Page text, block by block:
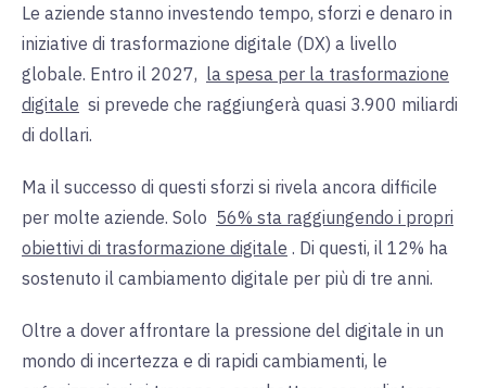
Le aziende stanno investendo tempo, sforzi e denaro in
iniziative di trasformazione digitale (DX) a livello
globale. Entro il 2027, la spesa per la trasformazione
digitale si prevede che raggiungerà quasi 3.900 miliardi
di dollari.
Ma il successo di questi sforzi si rivela ancora difficile
per molte aziende. Solo 56% sta raggiungendo i propri
obiettivi di trasformazione digitale . Di questi, il 12% ha
sostenuto il cambiamento digitale per più di tre anni.
Oltre a dover affrontare la pressione del digitale in un
mondo di incertezza e di rapidi cambiamenti, le